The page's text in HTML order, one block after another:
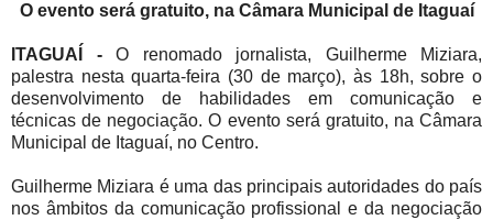
O evento será gratuito, na Câmara Municipal de Itaguaí
ITAGUAÍ - O renomado jornalista, Guilherme Miziara,
palestra nesta quarta-feira (30 de março), às 18h, sobre o
desenvolvimento de habilidades em comunicação e
técnicas de negociação. O evento será gratuito, na Câmara
Municipal de Itaguaí, no Centro.
Guilherme Miziara é uma das principais autoridades do país
nos âmbitos da comunicação profissional e da negociação